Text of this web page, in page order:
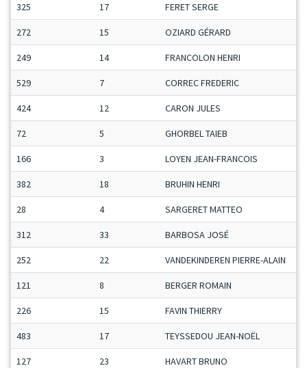
325 17 FERET SERGE
272 15 OZIARD GÉRARD
249 14 FRANCOLON HENRI
529 7 CORREC FREDERIC
424 12 CARON JULES
72 5 GHORBEL TAIEB
166 3 LOYEN JEAN-FRANCOIS
382 18 BRUHIN HENRI
28 4 SARGERET MATTEO
312 33 BARBOSA JOSÉ
252 22 VANDEKINDEREN PIERRE-ALAIN
121 8 BERGER ROMAIN
226 15 FAVIN THIERRY
483 17 TEYSSEDOU JEAN-NOËL
127 23 HAVART BRUNO